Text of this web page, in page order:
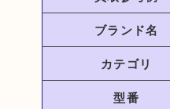
ブランド名
カテゴリ
型番